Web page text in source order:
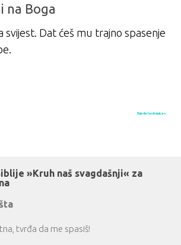
na Boga
svijest. Dat ćeš mu trajno spasenje
Sljedeća stranica »
»Kruh naš svagdašnji« za
tvrđa da me spasiš!